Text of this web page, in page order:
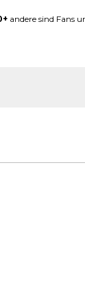
andere sind Fans